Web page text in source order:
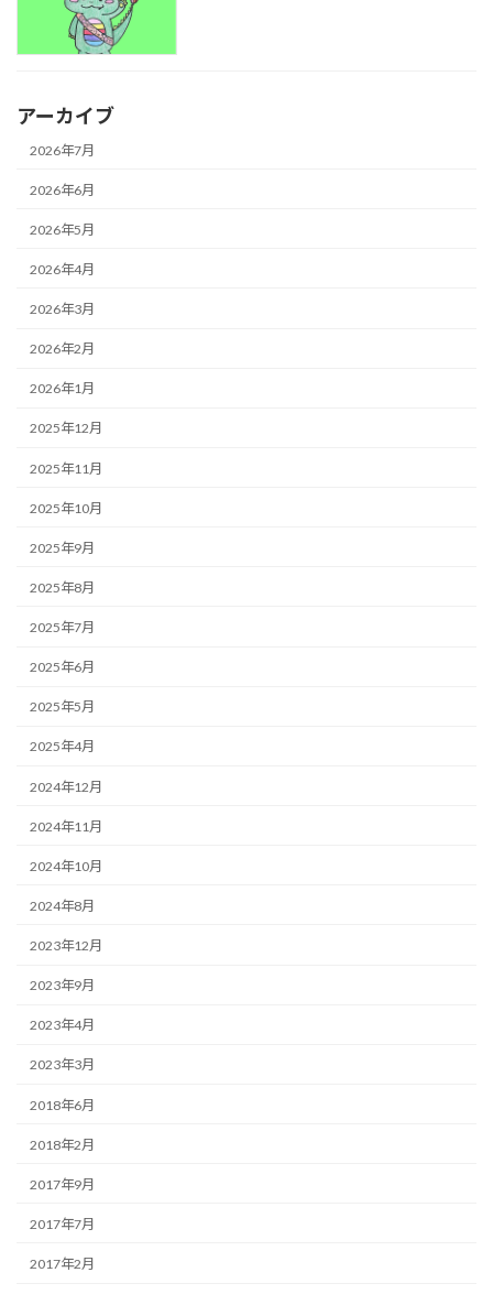
アーカイブ
2026年7月
2026年6月
2026年5月
2026年4月
2026年3月
2026年2月
2026年1月
2025年12月
2025年11月
2025年10月
2025年9月
2025年8月
2025年7月
2025年6月
2025年5月
2025年4月
2024年12月
2024年11月
2024年10月
2024年8月
2023年12月
2023年9月
2023年4月
2023年3月
2018年6月
2018年2月
2017年9月
2017年7月
2017年2月